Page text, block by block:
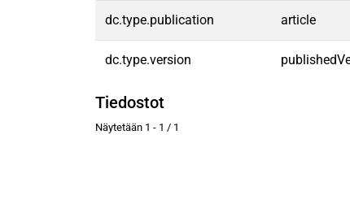
dc.type.publication article
dc.type.version
Tiedostot
Näytetään 1 - 1 / 1